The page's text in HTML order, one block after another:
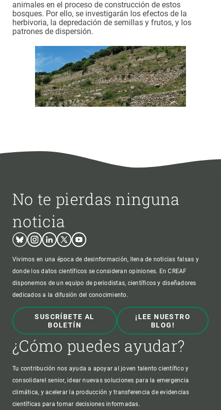
animales en el proceso de construcción de estos
bosques. Por ello, se investigarán los efectos de la
herbivoria, la depredación de semillas y frutos, y los
patrones de dispersión.
No te pierdas ninguna
noticia
BlueskyInstagram
LinkedinTwitterYoutube
Vivimos en una época de desinformación, llena de noticias falsas y
donde los datos científicos se consideran opiniones. En CREAF
disponemos de un equipo de periodistas, científicos y diseñadores
dedicados a la difusión del conocimiento.
SUSCRÍBETE AL
BOLETÍN
¡LEE NUESTRO
BLOG!
¿Cómo puedes ayudar?
Tu contribución nos ayuda a apoyar al joven talento científico y
consolidarel senior, idear nuevas soluciones para la emergencia
climática, y acelerar la producción y transferencia de evidencias
científicas para tomar decisiones informadas.